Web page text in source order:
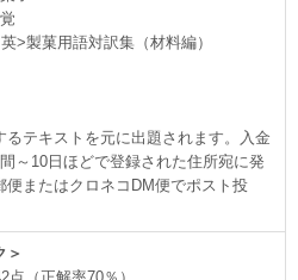
>製菓用語対訳集（材料編）
るテキストを元に出題されます。入金
～10日ほどで登録された住所宛に発
便またはクロネコDM便でポスト投
＞